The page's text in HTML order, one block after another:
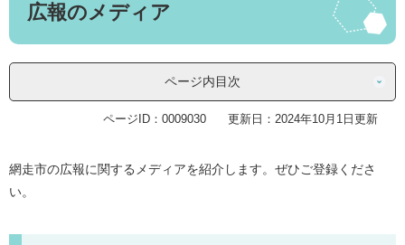
へ
広報のメディア
ページ内目次
ページID：0009030 更新日：2024年10月1日更新
網走市の広報に関するメディアを紹介します。ぜひご登録くださ
い。